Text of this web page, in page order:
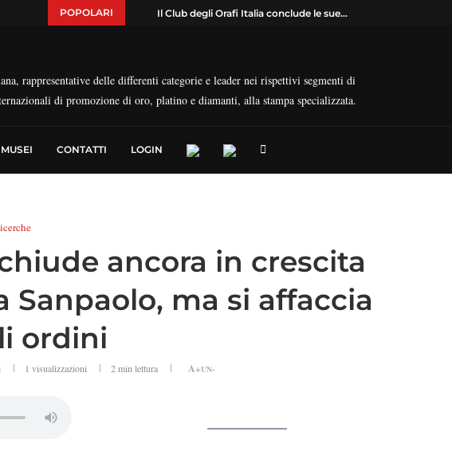
POPOLARI Il Club degli Orafi Italia conclude le sue...
rappresentative delle differenti categorie e leader nei rispettivi segmenti di
di promozione di oro, platino e diamanti, alla stampa specializzata.
CONTATTI LOGIN
ancora in crescita
ma si affaccia
ordini
1 visualizzazioni 2 min lettura A+UN-